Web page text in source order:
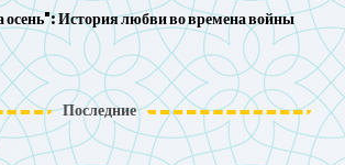
История любви во времена войны
Последние